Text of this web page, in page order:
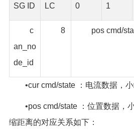
SG ID
LC
0
1
c
an_no
de_id
8 pos cmd/
•cur cmd/state ：电流数据，
•pos cmd/state ：位置数据，
缩距离的对应关系如下：